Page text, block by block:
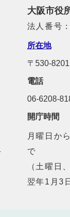
大阪市役
法人番号
所在地
〒530-
電話
06-6208-
開庁時間
月曜日か
で
（土曜日
翌年1月3